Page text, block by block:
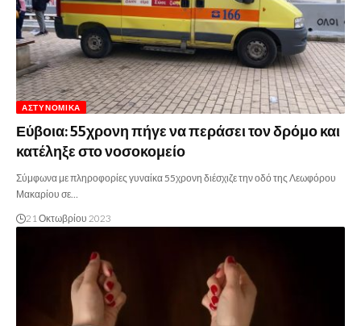
ΑΣΤΥΝΟΜΙΚΆ
Εύβοια: 55χρονη πήγε να περάσει τον δρόμο και
κατέληξε στο νοσοκομείο
Σύμφωνα με πληροφορίες γυναίκα 55χρονη διέσχιζε την οδό της Λεωφόρου
Μακαρίου σε…
21 Οκτωβρίου 2023